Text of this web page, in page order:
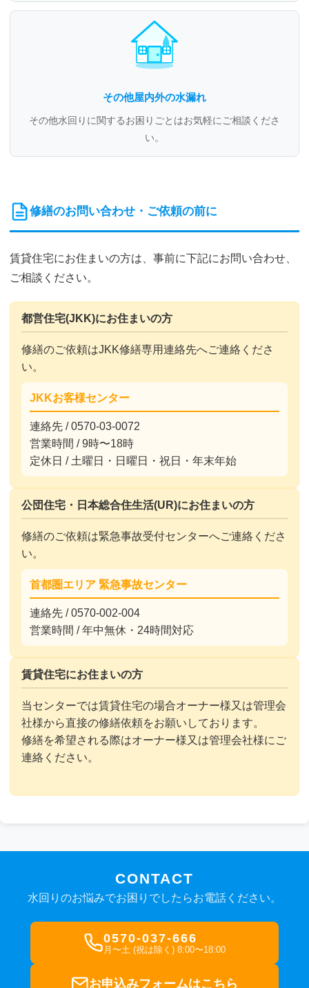
その他屋内外の水漏れ
その他水回りに関するお困りごとはお気軽にご相談くださ
い。
修繕のお問い合わせ・ご依頼の前に
賃貸住宅にお住まいの方は、事前に下記にお問い合わせ、
ご相談ください。
都営住宅(JKK)にお住まいの方
修繕のご依頼はJKK修繕専用連絡先へご連絡くださ
い。
JKKお客様センター
連絡先 / 0570-03-0072
営業時間 / 9時〜18時
定休日 / 土曜日・日曜日・祝日・年末年始
公団住宅・日本総合住生活(UR)にお住まいの方
修繕のご依頼は緊急事故受付センターへご連絡くださ
い。
首都圏エリア 緊急事故センター
連絡先 / 0570-002-004
営業時間 / 年中無休・24時間対応
賃貸住宅にお住まいの方
当センターでは賃貸住宅の場合オーナー様又は管理会
社様から直接の修繕依頼をお願いしております。
修繕を希望される際はオーナー様又は管理会社様にご
連絡ください。
CONTACT
水回りのお悩みでお困りでしたらお電話ください。
0570-037-666
月〜土 (祝は除く) 8:00〜18:00
お申込みフォームはこちら